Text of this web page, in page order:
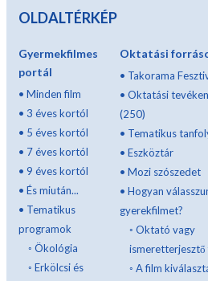
OLDALTÉRKÉP
Gyermekfilmes
portál
• Minden film
• 3 éves kortól
• 5 éves kortól
• 7 éves kortól
• 9 éves kortól
• És miután...
• Tematikus
programok
◦ Ökológia
◦ Erkölcsi és
Oktatási
• Takorama
• Oktatási
(250)
• Tematikus
• Eszköztár
• Mozi szószedet
• Hogyan
gyerekfilmet?
◦ Oktató vagy
ismeretterjesztő
◦ A film